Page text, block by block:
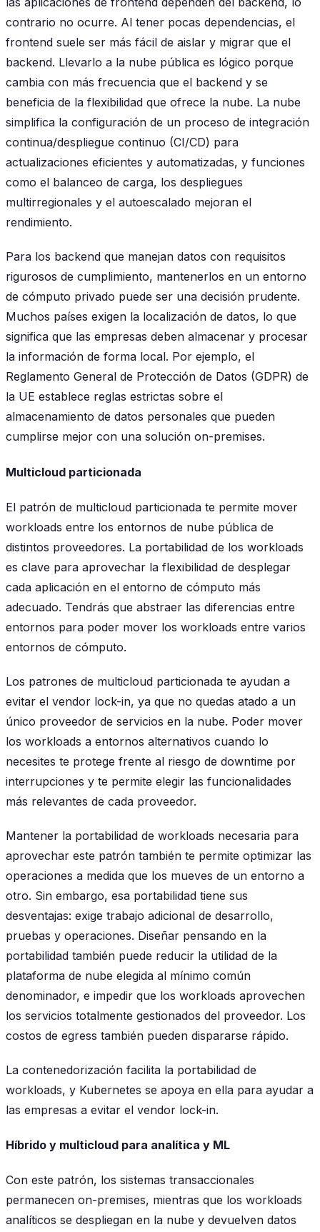
contrario no ocurre. Al tener pocas dependencias, el
frontend suele ser más fácil de aislar y migrar que el
backend. Llevarlo a la nube pública es lógico porque
cambia con más frecuencia que el backend y se
beneficia de la flexibilidad que ofrece la nube. La nube
simplifica la configuración de un proceso de integración
continua/despliegue continuo (CI/CD) para
actualizaciones eficientes y automatizadas, y funciones
como el balanceo de carga, los despliegues
multirregionales y el autoescalado mejoran el
rendimiento.
Para los backend que manejan datos con requisitos
rigurosos de cumplimiento, mantenerlos en un entorno
de cómputo privado puede ser una decisión prudente.
Muchos países exigen la localización de datos, lo que
significa que las empresas deben almacenar y procesar
la información de forma local. Por ejemplo, el
Reglamento General de Protección de Datos (GDPR) de
la UE establece reglas estrictas sobre el
almacenamiento de datos personales que pueden
cumplirse mejor con una solución on-premises.
Multicloud particionada
El patrón de multicloud particionada te permite mover
workloads entre los entornos de nube pública de
distintos proveedores. La portabilidad de los workloads
es clave para aprovechar la flexibilidad de desplegar
cada aplicación en el entorno de cómputo más
adecuado. Tendrás que abstraer las diferencias entre
entornos para poder mover los workloads entre varios
entornos de cómputo.
Los patrones de multicloud particionada te ayudan a
evitar el vendor lock-in, ya que no quedas atado a un
único proveedor de servicios en la nube. Poder mover
los workloads a entornos alternativos cuando lo
necesites te protege frente al riesgo de downtime por
interrupciones y te permite elegir las funcionalidades
más relevantes de cada proveedor.
Mantener la portabilidad de workloads necesaria para
aprovechar este patrón también te permite optimizar las
operaciones a medida que los mueves de un entorno a
otro. Sin embargo, esa portabilidad tiene sus
desventajas: exige trabajo adicional de desarrollo,
pruebas y operaciones. Diseñar pensando en la
portabilidad también puede reducir la utilidad de la
plataforma de nube elegida al mínimo común
denominador, e impedir que los workloads aprovechen
los servicios totalmente gestionados del proveedor. Los
costos de egress también pueden dispararse rápido.
La contenedorización facilita la portabilidad de
workloads, y Kubernetes se apoya en ella para ayudar a
las empresas a evitar el vendor lock-in.
Híbrido y multicloud para analítica y ML
Con este patrón, los sistemas transaccionales
permanecen on-premises, mientras que los workloads
analíticos se despliegan en la nube y devuelven datos